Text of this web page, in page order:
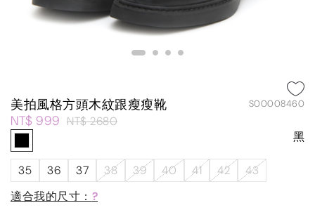
美拍風格方頭木紋跟瘦瘦靴 S00008460
NT$ 999 NT$ 2680
黑
35 36 37 38 39 40 41 42
43
適合我的尺寸： ?